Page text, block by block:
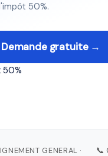
50%.
Demande gratuite →
50%
GENERAL ·
📞